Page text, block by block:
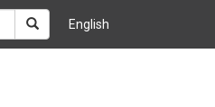
English